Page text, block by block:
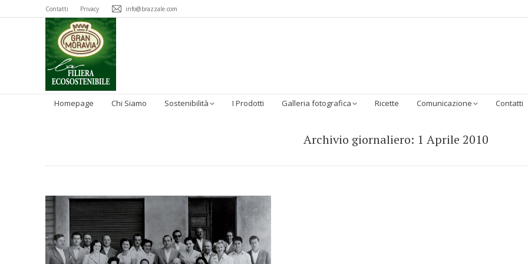
Contatti Privacy info@brazzale.com
Homepage Chi Siamo Sostenibilità I Prodotti Galleria fotografica Ricette Comunicazione Contatti
Archivio giornaliero: 1 Aprile 2010